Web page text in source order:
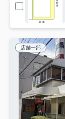
店舗一部